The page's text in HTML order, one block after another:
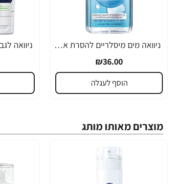
ניוואה מים מיסלריים להסרת איפור וניקוי הפנים עם חומצה היאלורונית 400 מ"ל - מבית NIVEA
₪36.00
הוסף לעגלה
מוצרים מאותו מותג